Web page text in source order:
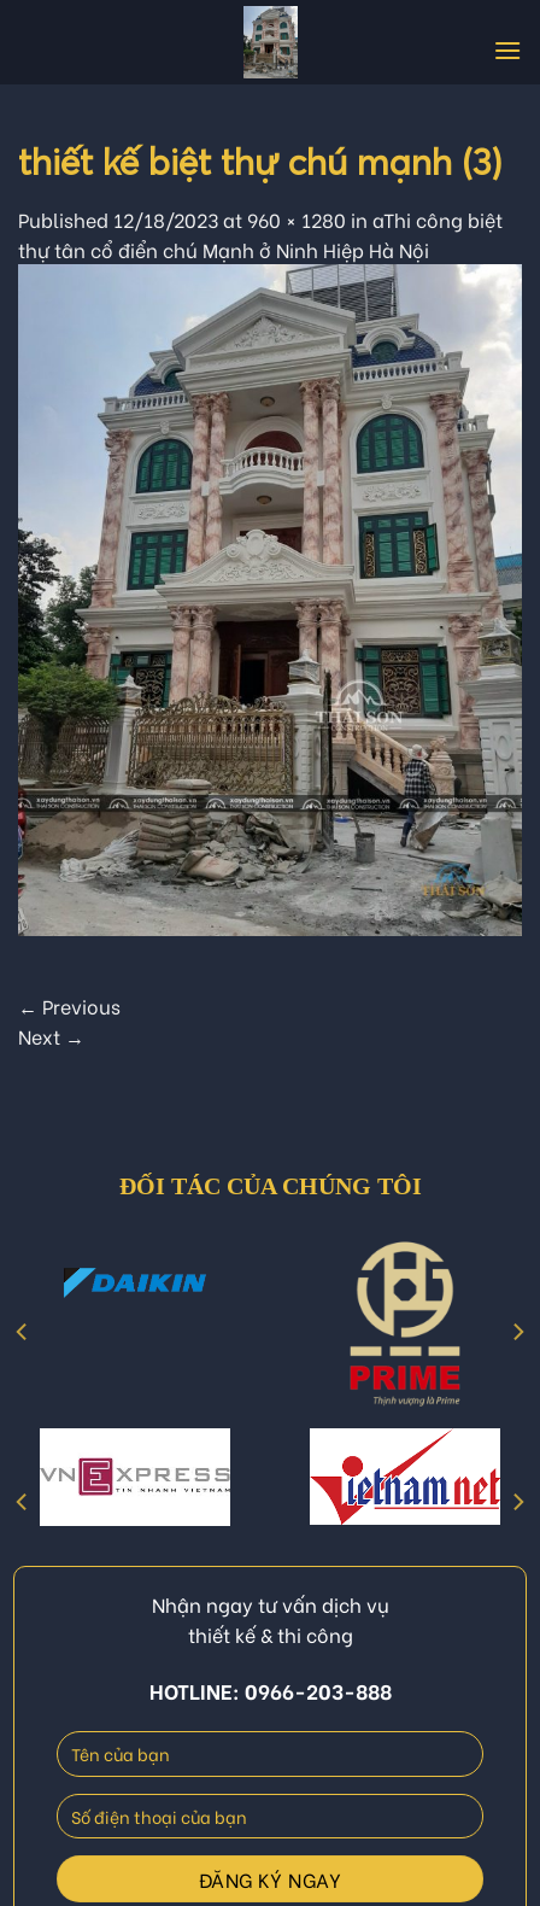
thiết kế biệt thự chú mạnh (3)
Published 12/18/2023at 960 × 1280 in aThi công biệt
thự tân cổ điển chú Mạnh ở Ninh Hiệp Hà Nội
← Previous
Next →
ĐỐI TÁC CỦA CHÚNG TÔI
Nhận ngay tư vấn dịch vụ
thiết kế & thi công
HOTLINE: 0966-203-888